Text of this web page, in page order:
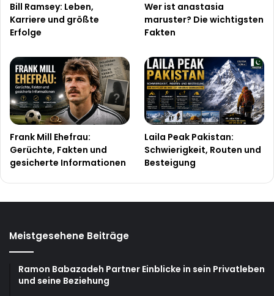
Bill Ramsey: Leben,
Karriere und größte
Erfolge
Wer ist anastasia
maruster? Die wichtigsten
Fakten
Frank Mill Ehefrau:
Gerüchte, Fakten und
gesicherte Informationen
Laila Peak Pakistan:
Schwierigkeit, Routen und
Besteigung
Meistgesehene Beiträge
Ramon Babazadeh Partner Einblicke in sein Privatleben
und seine Beziehung